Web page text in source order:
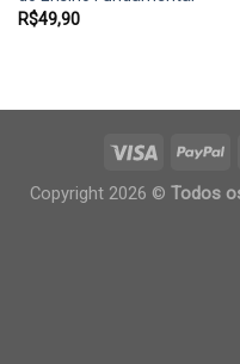
R$49,90
Copyright 2026 © Todos